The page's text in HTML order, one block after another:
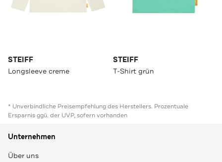
STEIFF
Longsleeve creme
STEIFF
T-Shirt grün
* Unverbindliche Preisempfehlung des Herstellers. Prozentuale
Ersparnis ggü. der UVP, sofern vorhanden
Unternehmen
Über uns